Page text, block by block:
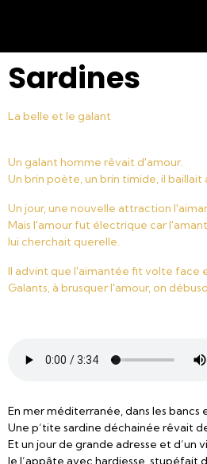
Sardines
La belle et le galant
Un galant homme rêvait d'amour.
Un brin poète, un brin timide, il baillait
Un jour, une nouvelle attraction
Mais l'amour fut électrique car
lui cherchait querelle.
Il advint que l'aimantée fit volte face
Galants, à brusquer l'amour, on
En mer méditerranée, dans les bancs
Une p’tite sardine déchainée rêvait
Et un jour de grande adresse et d’un
Je l’appâte avec hardiesse, stupéfait